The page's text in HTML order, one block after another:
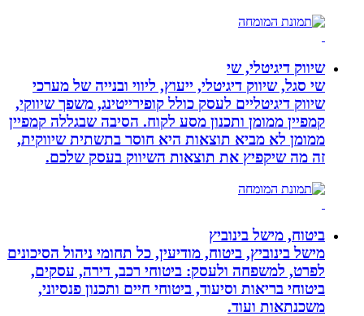
שיווק דיגיטלי, שי
שי סגל, שיווק דיגיטלי, ייעוץ, ליווי ובנייה של מערכי
שיווק דיגיטליים לעסק כולל קופירייטינג, משפך שיווקי,
קמפיין ממומן ותכנון מסע לקוח. הסיבה שבגללה קמפיין
ממומן לא מביא תוצאות היא חוסר בתשתית שיווקית,
זה מה שיקפיץ את תוצאות השיווק בעסק שלכם.
ביטוח, מישל בינוביץ
מישל בינוביץ, ביטוח, מודיעין, כל תחומי ניהול הסיכונים
לפרט, למשפחה ולעסק: ביטוחי רכב, דירה, עסקים,
ביטוחי בריאות וסיעוד, ביטוחי חיים ותכנון פנסיוני,
משכנתאות ועוד.